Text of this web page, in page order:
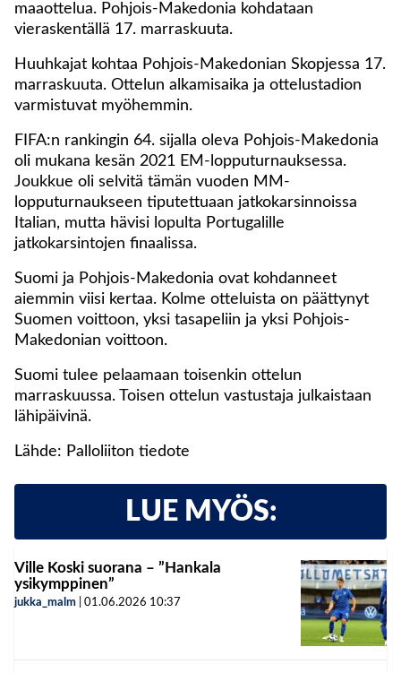
maaottelua. Pohjois-Makedonia kohdataan
vieraskentällä 17. marraskuuta.
Huuhkajat kohtaa Pohjois-Makedonian Skopjessa 17.
marraskuuta. Ottelun alkamisaika ja ottelustadion
varmistuvat myöhemmin.
FIFA:n rankingin 64. sijalla oleva Pohjois-Makedonia
oli mukana kesän 2021 EM-lopputurnauksessa.
Joukkue oli selvitä tämän vuoden MM-
lopputurnaukseen tiputettuaan jatkokarsinnoissa
Italian, mutta hävisi lopulta Portugalille
jatkokarsintojen finaalissa.
Suomi ja Pohjois-Makedonia ovat kohdanneet
aiemmin viisi kertaa. Kolme otteluista on päättynyt
Suomen voittoon, yksi tasapeliin ja yksi Pohjois-
Makedonian voittoon.
Suomi tulee pelaamaan toisenkin ottelun
marraskuussa. Toisen ottelun vastustaja julkaistaan
lähipäivinä.
Lähde: Palloliiton tiedote
LUE MYÖS:
Ville Koski suorana – ”Hankala
ysikymppinen”
jukka_malm 01.06.2026 10:37